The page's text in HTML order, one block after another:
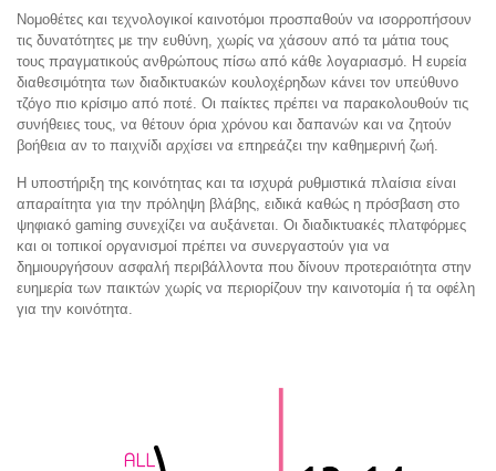
Νομοθέτες και τεχνολογικοί καινοτόμοι προσπαθούν να ισορροπήσουν
τις δυνατότητες με την ευθύνη, χωρίς να χάσουν από τα μάτια τους
τους πραγματικούς ανθρώπους πίσω από κάθε λογαριασμό. Η ευρεία
διαθεσιμότητα των διαδικτυακών κουλοχέρηδων κάνει τον υπεύθυνο
τζόγο πιο κρίσιμο από ποτέ. Οι παίκτες πρέπει να παρακολουθούν τις
συνήθειες τους, να θέτουν όρια χρόνου και δαπανών και να ζητούν
βοήθεια αν το παιχνίδι αρχίσει να επηρεάζει την καθημερινή ζωή.
Η υποστήριξη της κοινότητας και τα ισχυρά ρυθμιστικά πλαίσια είναι
απαραίτητα για την πρόληψη βλάβης, ειδικά καθώς η πρόσβαση στο
ψηφιακό gaming συνεχίζει να αυξάνεται. Οι διαδικτυακές πλατφόρμες
και οι τοπικοί οργανισμοί πρέπει να συνεργαστούν για να
δημιουργήσουν ασφαλή περιβάλλοντα που δίνουν προτεραιότητα στην
ευημερία των παικτών χωρίς να περιορίζουν την καινοτομία ή τα οφέλη
για την κοινότητα.